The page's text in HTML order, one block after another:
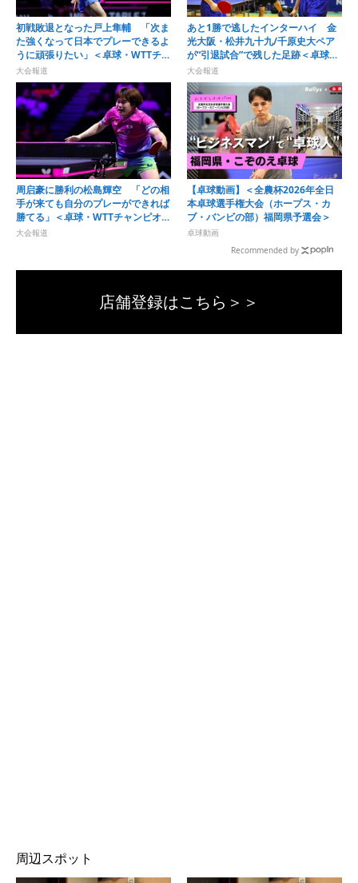
初戦敗退となった戸上隼輔 「次ま
た強くなって日本でプレーできるよ
うに頑張りたい」＜卓球・WTTチャ
ンピオンズ横浜2026＞
大会報道
あと1勝で逃したインターハイ 金
光大阪・松井九十九/千原史大ペア
が“引退試合”で残した足跡＜卓球・
近畿高校選手権2026＞
大会報道
周启豪に勝利の松島輝空 「どの相
手が来ても自分のプレーができれば
勝てる」＜卓球・WTTチャンピオン
ズ横浜2026＞
大会報道
【卓球動画】＜全農杯2026年全日
本卓球選手権大会（ホープス・カ
ブ・バンビの部）福岡県予選会＞
卓球動画
Recommended by
店舗登録はこちら＞＞
周辺スポット